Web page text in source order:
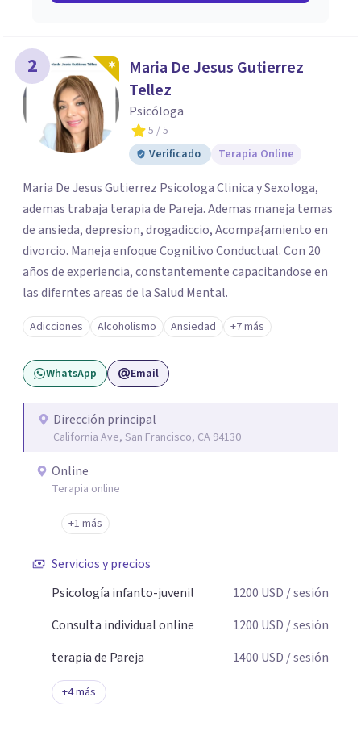
2
Maria De Jesus Gutierrez
Tellez
Psicóloga
5 / 5
Verificado
Terapia Online
Maria De Jesus Gutierrez Psicologa Clinica y Sexologa,
ademas trabaja terapia de Pareja. Ademas maneja temas
de ansieda, depresion, drogadiccio, Acompa{amiento en
divorcio. Maneja enfoque Cognitivo Conductual. Con 20
años de experiencia, constantemente capacitandose en
las diferntes areas de la Salud Mental.
Adicciones Alcoholismo Ansiedad +7 más
WhatsApp Email
Dirección principal
California Ave, San Francisco, CA 94130
Online
Terapia online
+1 más
Servicios y precios
Psicología infanto-juvenil
1200 USD / sesión
Consulta individual online
1200 USD / sesión
terapia de Pareja
1400 USD / sesión
+4más